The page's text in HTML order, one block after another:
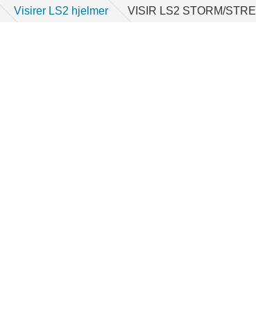
Visirer LS2 hjelmer VISIR LS2 STORM/